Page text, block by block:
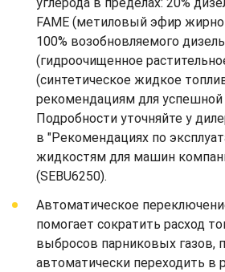
FAME (метиловый эфир
100% возобновляемого
(гидроочищенное
(синтетическое жидкое
рекомендациям для успешной
Подробности уточняйте у
в "Рекомендациях по
жидкостям для машин
(SEBU6250).
Автоматическое
помогает сократить расход
выбросов парниковых газов,
автоматически переходить в